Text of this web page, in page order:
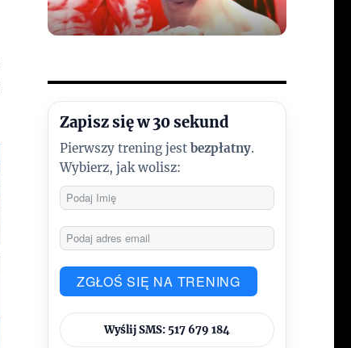
Zapisz się w 30 sekund
Pierwszy trening jest bezpłatny.
Wybierz, jak wolisz:
ZGŁOŚ SIĘ NA TRENING
Wyślij SMS: 517 679 184